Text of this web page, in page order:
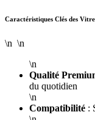
Caractéristiques Clés des
\n \n
\n
Qualité
du quotidien
\n
Compatibilité :